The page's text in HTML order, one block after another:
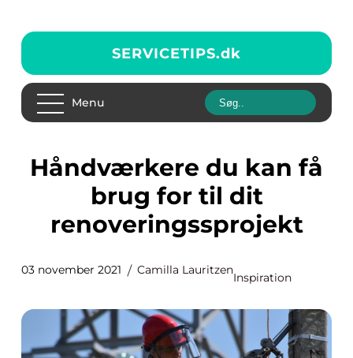
SERVICETIPS.dk
Menu
Håndværkere du kan få
brug for til dit
renoveringssprojekt
03 november 2021 Camilla Lauritzen
Inspiration